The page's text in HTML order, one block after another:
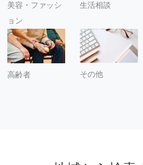
美容・ファッシ
ョン
生活相談
高齢者 その他